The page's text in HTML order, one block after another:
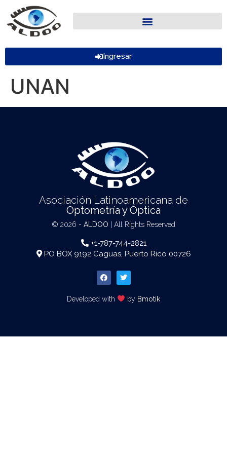
Ingresar
UNAN
Asociación Latinoamericana de
Optometría y Óptica
© 2026 - ALDOO | All Rights Reserved
+1-787-744-2821
PO BOX 9192 Caguas, Puerto Rico 00726
Developed with by Bmotik